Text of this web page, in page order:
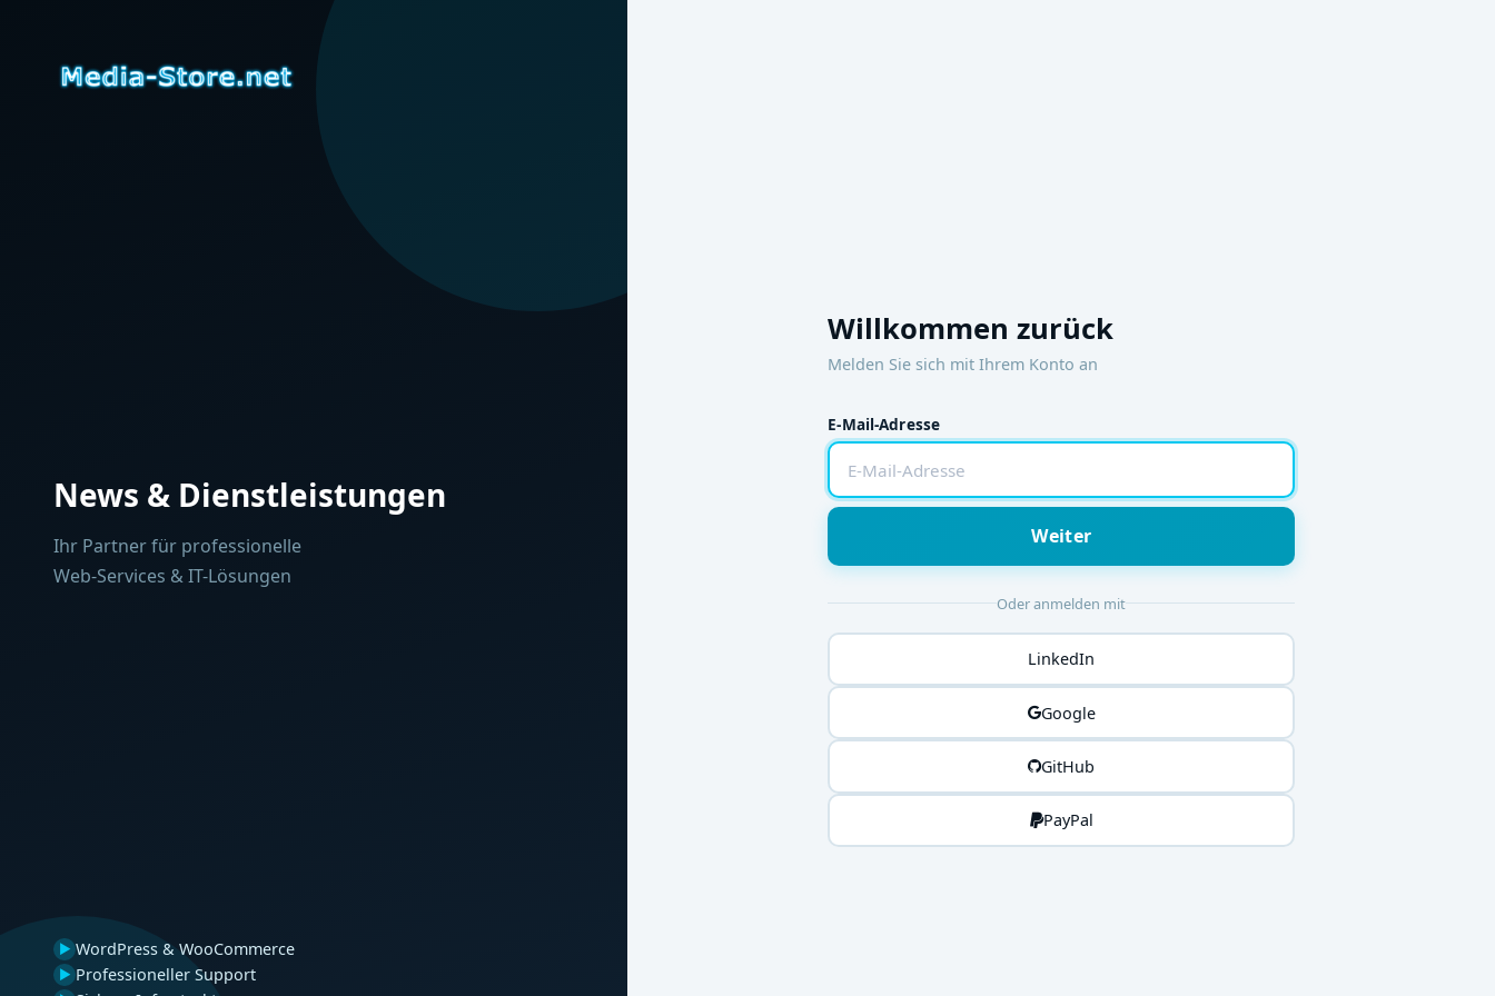
News & Dienstleistungen
Ihr Partner für professionelle
Web-Services & IT-Lösungen
▶ WordPress & WooCommerce
▶ Professioneller Support
Willkommen zurück
Melden Sie sich mit Ihrem Konto an
E-Mail-Adresse
Weiter
Oder anmelden mit
LinkedIn
Google
GitHub
PayPal